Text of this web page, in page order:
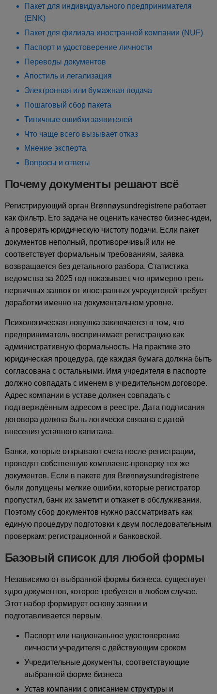
Пакет для индивидуального предпринимателя
(ENK)
Пакет для филиала иностранной компании (NUF)
Паспорт и удостоверение личности
Переводы документов
Апостиль и легализация
Электронная или бумажная подача
Пошаговый сбор пакета
Типичные ошибки заявителей
Что чаще всего вызывает отказ
Мнение эксперта
Вопросы и ответы
Почему документы решают всё
Регистрирующий орган Brønnøysundregistrene работает
как фильтр. Его задача не оценить качество бизнес-идеи,
а проверить юридическую чистоту подачи. Если пакет
документов неполный, противоречивый или не
соответствует формальным требованиям, заявка
возвращается без детального разбора. Статистика
ведомства за 2025 год показывает, что примерно треть
первичных заявок от иностранных учредителей требует
доработки именно на документальном уровне.
Психологическая ловушка заключается в том, что
предприниматель воспринимает регистрацию как
административную формальность. На практике это
юридическая процедура, где каждая бумага должна быть
согласована с остальными. Имя учредителя в паспорте
должно совпадать с именем в учредительном договоре.
Адрес компании в уставе должен совпадать с
подтверждённым адресом в реестре. Дата подписания
договора должна быть логически связана с датой
внесения уставного капитала.
Банки, которые открывают счета после регистрации,
проводят собственную комплаенс-проверку тех же
документов. Если в пакете для Brønnøysundregistrene
были допущены мелкие ошибки, которые регистратор
пропустил, банк их заметит и откажет в обслуживании.
Поэтому сбор документов нужно рассматривать как
единую процедуру подготовки к двум последовательным
проверкам: регистрационной и банковской.
Базовый список для любой формы
Независимо от выбранной формы бизнеса, существует
ядро документов, которое требуется в любом случае.
Этот набор формирует основу заявки и
подготавливается первым.
Паспорт или национальное удостоверение
личности учредителя с действующим сроком
Учредительные документы, соответствующие
выбранной форме бизнеса
Устав компании с описанием структуры и